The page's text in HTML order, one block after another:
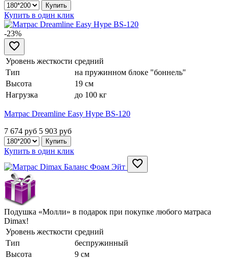
Купить в один клик
-23%
Уровень жесткости средний
Тип
на пружинном блоке "боннель"
Высота
19 см
Нагрузка
до 100 кг
Матрас Dreamline Easy Hype BS-120
7 674 руб 5 903 руб
Купить в один клик
Подушка «Молли» в подарок при покупке любого матраса
Dimax!
Уровень жесткости средний
Тип
беспружинный
Высота
9 см